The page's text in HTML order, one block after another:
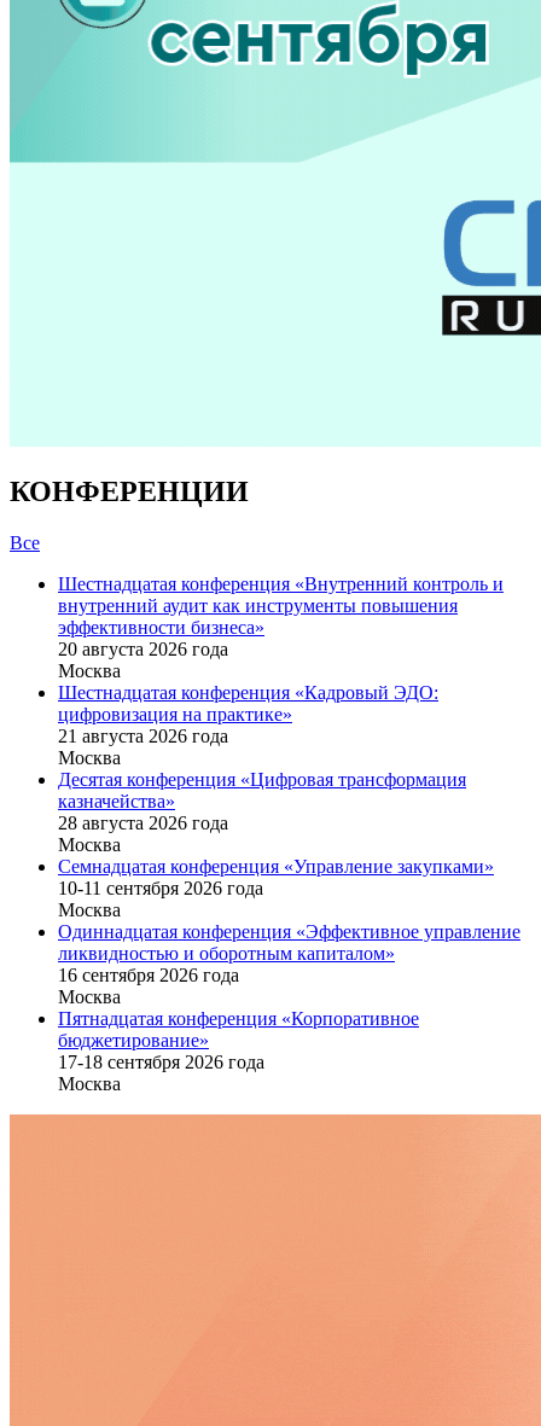
КОНФЕРЕНЦИИ
Все
Шестнадцатая конференция «Внутренний контроль и
внутренний аудит как инструменты повышения
эффективности бизнеса»
20 августа 2026 года
Москва
Шестнадцатая конференция «Кадровый ЭДО:
цифровизация на практике»
21 августа 2026 года
Москва
Десятая конференция «Цифровая трансформация
казначейства»
28 августа 2026 года
Москва
Семнадцатая конференция «Управление закупками»
10-11 сентября 2026 года
Москва
Одиннадцатая конференция «Эффективное управление
ликвидностью и оборотным капиталом»
16 cентября 2026 года
Москва
Пятнадцатая конференция «Корпоративное
бюджетирование»
17-18 сентября 2026 года
Москва